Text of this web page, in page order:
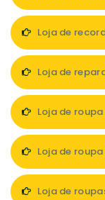
Loja de
Loja de
Loja de roupa
Loja de
Loja de